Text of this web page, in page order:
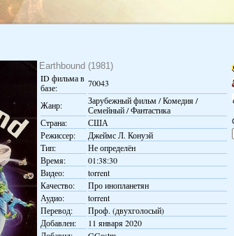
Earthbound (1981)
ID фильма в
базе:
70043
Жанр:
Зарубежный фильм / Комедия /
Семейный / Фантастика
Страна:
США
Режиссер:
Джеймс Л. Конуэй
Тип:
Не определён
Время:
01:38:30
Видео:
torrent
Качество:
Про инопланетян
Аудио:
torrent
Перевод:
Проф. (двухголосый)
Добавлен:
11 января 2020